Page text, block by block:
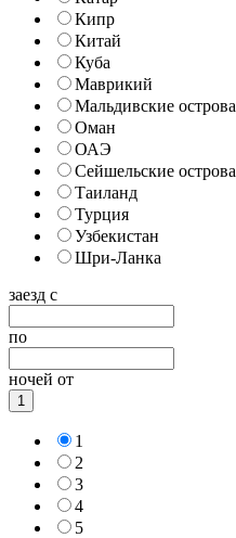
Кипр
Китай
Куба
Маврикий
Мальдивские острова
Оман
ОАЭ
Сейшельские острова
Таиланд
Турция
Узбекистан
Шри-Ланка
заезд с
по
ночей от
1
1
2
3
4
5